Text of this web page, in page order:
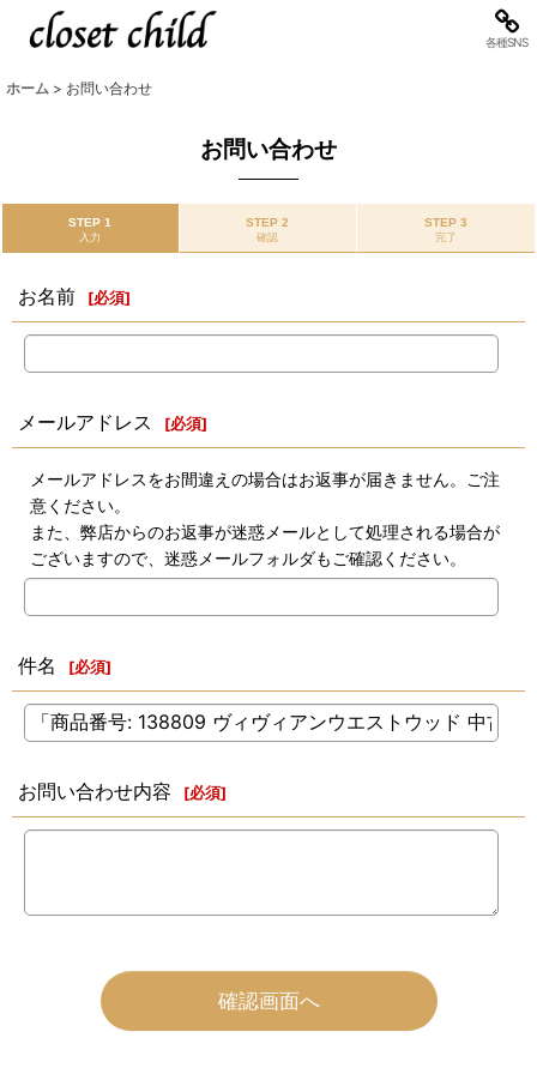
各種SNS
ホーム > お問い合わせ
お問い合わせ
STEP 1
入力
STEP 2
確認
STEP 3
完了
お名前 [必須]
メールアドレス [必須]
メールアドレスをお間違えの場合はお返事が届きません。ご注
意ください。
また、弊店からのお返事が迷惑メールとして処理される場合が
ございますので、迷惑メールフォルダもご確認ください。
件名 [必須]
お問い合わせ内容 [必須]
確認画面へ